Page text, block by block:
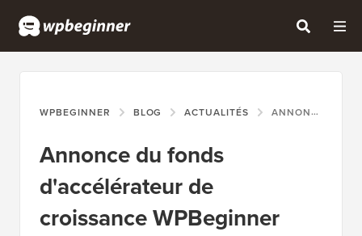
WPBEGINNER BLOG ACTUALITÉS ANNONCE DU FONDS D'ACCÉLÉRATEUR DE CROISSANCE WPBEGINNER
Annonce du fonds
d'accélérateur de
croissance WPBeginner